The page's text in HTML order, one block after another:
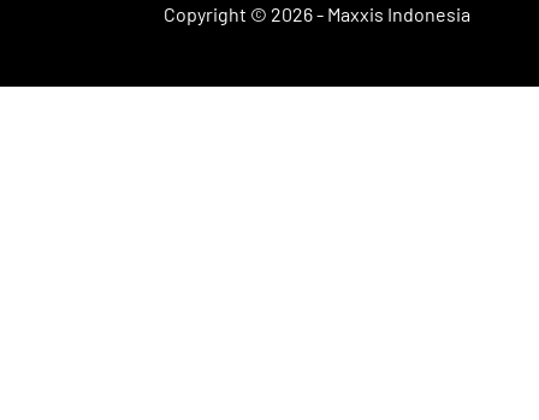
Copyright © 2026 - Maxxis Indonesia